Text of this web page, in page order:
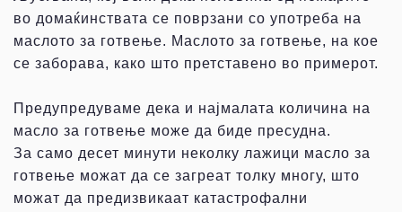
во домаќинствата се поврзани со употреба на
маслото за готвење. Маслото за готвење, на кое
се заборава, како што претставено во примерот.
Предупредуваме дека и најмалата количина на
масло за готвење можe да бидe пресуднa.
За само десет минути неколку лажици масло за
готвење можат да се загреат толку многу, што
можат да предизвикаат катастрофални